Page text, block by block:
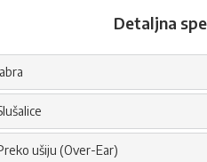
Detaljna
ušiju (Over-Ear)